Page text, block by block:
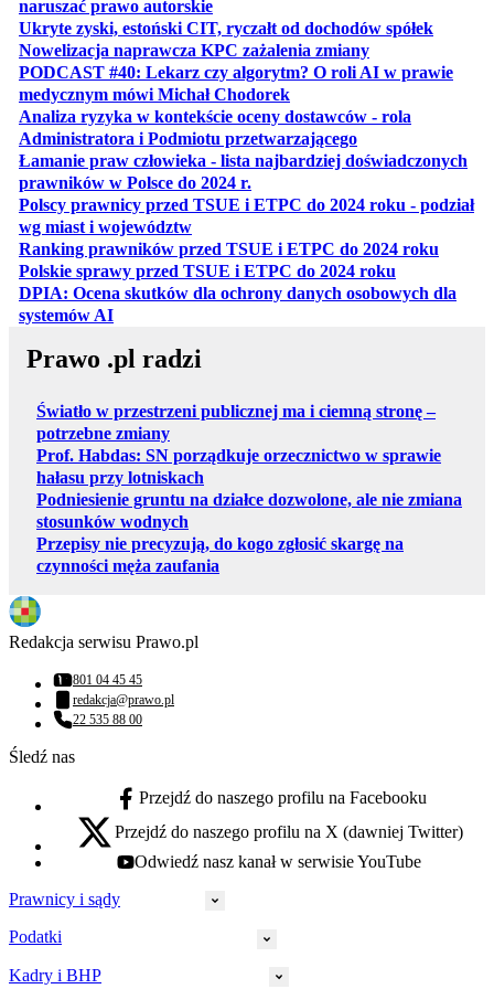
naruszać prawo autorskieotwiera się w nowej karcie
Ukryte zyski, estoński CIT, ryczałt od dochodów spółekotwiera
Nowelizacja naprawcza KPC zażalenia zmianyotwiera się w
PODCAST #40: Lekarz czy algorytm? O roli AI w prawie
medycznym mówi Michał Chodorekotwiera się w nowej karcie
Analiza ryzyka w kontekście oceny dostawców - rola
Administratora i Podmiotu przetwarzającegootwiera się w
Łamanie praw człowieka - lista najbardziej doświadczonych
prawników w Polsce do 2024 r.
Polscy prawnicy przed TSUE i ETPC do 2024 roku - podział
wg miast i województwotwiera się w nowej karcie
Ranking prawników przed TSUE i ETPC do 2024 roku
Polskie sprawy przed TSUE i ETPC do 2024 roku
DPIA: Ocena skutków dla ochrony danych osobowych dla
systemów AIotwiera się w nowej karcie
Prawo .pl radzi
Światło w przestrzeni publicznej ma i ciemną stronę –
potrzebne zmiany
Prof. Habdas: SN porządkuje orzecznictwo w sprawie
hałasu przy lotniskach
Podniesienie gruntu na działce dozwolone, ale nie zmiana
stosunków wodnych
Przepisy nie precyzują, do kogo zgłosić skargę na
czynności męża zaufania
Redakcja serwisu Prawo.pl
Numer telefonu:
801 04 45 45
Adres email:
redakcja@prawo.pl
Numer telefonu:
22 535 88 00
Śledź nas
facebook - otwiera się w nowej karcie
Przejdź do naszego profilu na Facebooku
x - otwiera się w nowej karcie
Przejdź do naszego profilu na X (dawniej Twitter)
youtube - otwiera się w nowej karcie
Odwiedź nasz kanał w serwisie YouTube
Prawnicy i sądy
Prawnicy
Podatki
Kadry i BHP